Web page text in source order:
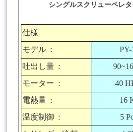
シングルスクリューペレ
仕様
モデル : PY-
吐出し量 :
モーター : 40
電熱量 : 16
温度制御 : 5